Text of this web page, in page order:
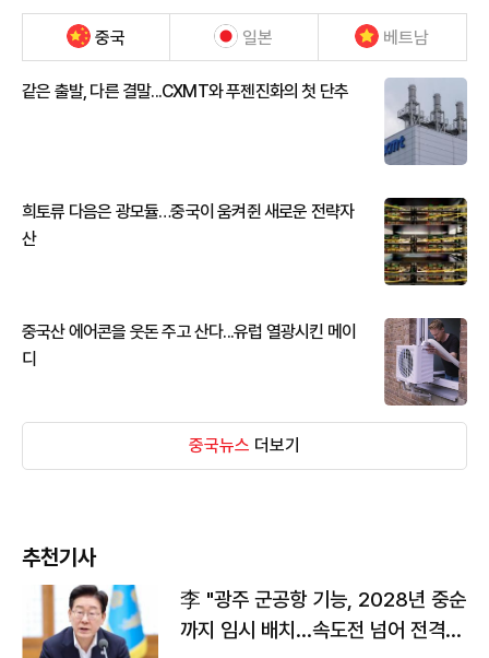
중국 일본 베트남
같은 출발, 다른 결말...CXMT와 푸젠진화의 첫 단추
희토류 다음은 광모듈…중국이 움켜쥔 새로운 전략자
산
중국산 에어콘을 웃돈 주고 산다...유럽 열광시킨 메이
디
중국뉴스 더보기
추천기사
李 "광주 군공항 기능, 2028년 중순
까지 임시 배치…속도전 넘어 전격